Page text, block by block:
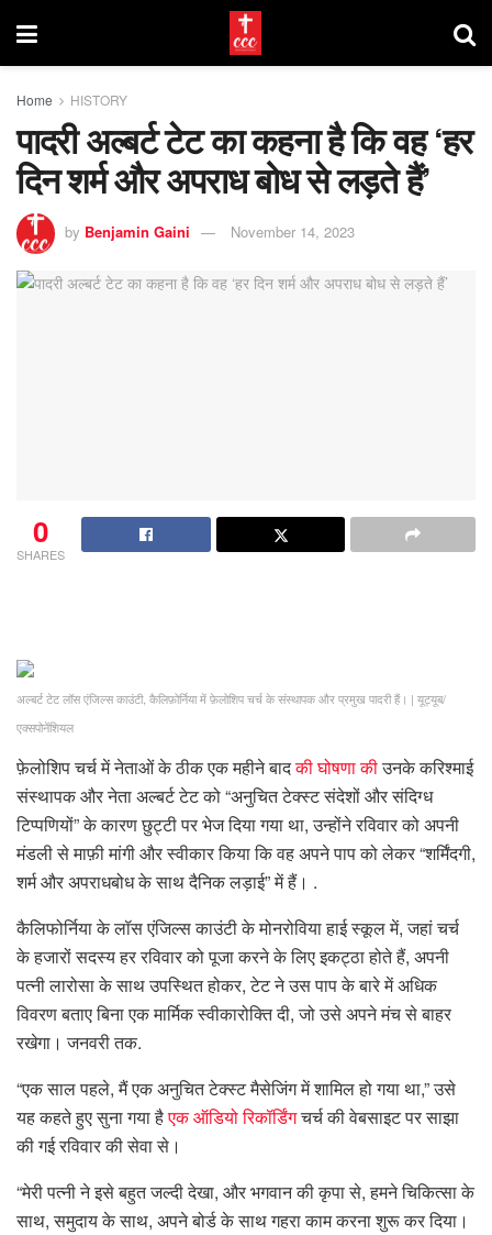
Home HISTORY
पादरी अल्बर्ट टेट का कहना है कि वह ‘हर
दिन शर्म और अपराध बोध से लड़ते हैं’
by Benjamin Gaini November 14, 2023
0
SHARES
अल्बर्ट टेट लॉस एंजिल्स काउंटी, कैलिफ़ोर्निया में फ़ेलोशिप चर्च के संस्थापक और प्रमुख पादरी हैं। | यूट्यूब/
एक्सपोनेंशियल
फ़ेलोशिप चर्च में नेताओं के ठीक एक महीने बादकी घोषणा कीउनके करिश्माई
संस्थापक और नेता अल्बर्ट टेट को “अनुचित टेक्स्ट संदेशों और संदिग्ध
टिप्पणियों” के कारण छुट्टी पर भेज दिया गया था, उन्होंने रविवार को अपनी
मंडली से माफ़ी मांगी और स्वीकार किया कि वह अपने पाप को लेकर “शर्मिंदगी,
शर्म और अपराधबोध के साथ दैनिक लड़ाई” में हैं। .
कैलिफोर्निया के लॉस एंजिल्स काउंटी के मोनरोविया हाई स्कूल में, जहां चर्च
के हजारों सदस्य हर रविवार को पूजा करने के लिए इकट्ठा होते हैं, अपनी
पत्नी लारोसा के साथ उपस्थित होकर, टेट ने उस पाप के बारे में अधिक
विवरण बताए बिना एक मार्मिक स्वीकारोक्ति दी, जो उसे अपने मंच से बाहर
रखेगा। जनवरी तक.
“एक साल पहले, मैं एक अनुचित टेक्स्ट मैसेजिंग में शामिल हो गया था,” उसे
यह कहते हुए सुना गया हैएक ऑडियो रिकॉर्डिंगचर्च की वेबसाइट पर साझा
की गई रविवार की सेवा से।
“मेरी पत्नी ने इसे बहुत जल्दी देखा, और भगवान की कृपा से, हमने चिकित्सा के
साथ, समुदाय के साथ, अपने बोर्ड के साथ गहरा काम करना शुरू कर दिया।